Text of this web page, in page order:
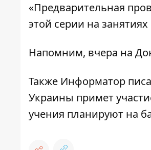
«Предварительная
этой серии на
Напомним, вчера на
Также Информатор
Украины примет
учения планируют на